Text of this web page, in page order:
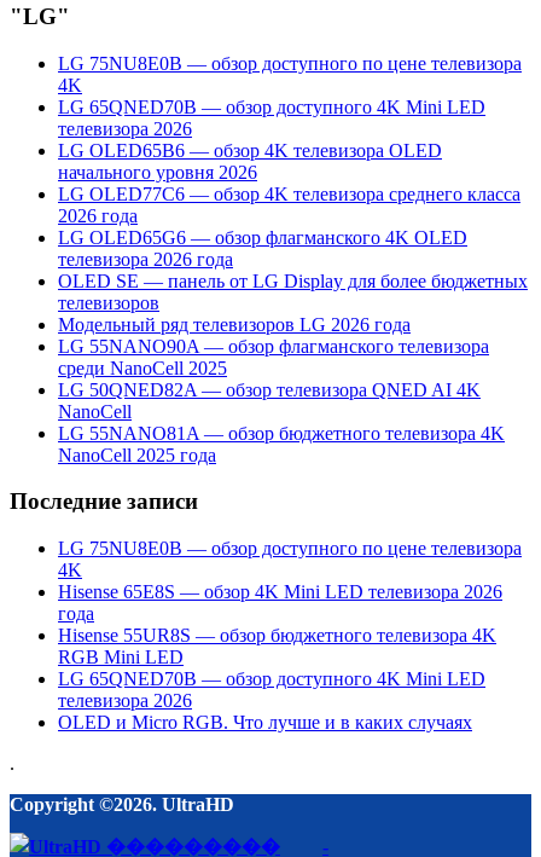
"LG"
LG 75NU8E0B — обзор доступного по цене телевизора
4K
LG 65QNED70B — обзор доступного 4K Mini LED
телевизора 2026
LG OLED65B6 — обзор 4K телевизора OLED
начального уровня 2026
LG OLED77C6 — обзор 4K телевизора среднего класса
2026 года
LG OLED65G6 — обзор флагманского 4K OLED
телевизора 2026 года
OLED SE — панель от LG Display для более бюджетных
телевизоров
Модельный ряд телевизоров LG 2026 года
LG 55NANO90A — обзор флагманского телевизора
среди NanoCell 2025
LG 50QNED82A — обзор телевизора QNED AI 4K
NanoCell
LG 55NANO81A — обзор бюджетного телевизора 4K
NanoCell 2025 года
Последние записи
LG 75NU8E0B — обзор доступного по цене телевизора
4K
Hisense 65E8S — обзор 4K Mini LED телевизора 2026
года
Hisense 55UR8S — обзор бюджетного телевизора 4K
RGB Mini LED
LG 65QNED70B — обзор доступного 4K Mini LED
телевизора 2026
OLED и Micro RGB. Что лучше и в каких случаях
.
Copyright ©2026. UltraHD
-